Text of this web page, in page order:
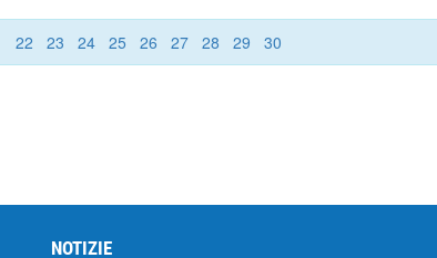
22 23 24 25 26 27 28 29 30
NOTIZIE